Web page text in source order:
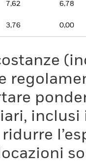
7,62 6,78
3,76 0,00
inclusi